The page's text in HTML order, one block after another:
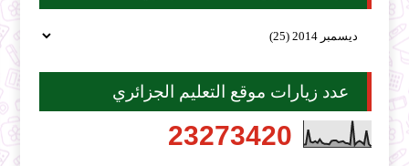
عدد زيارات موقع التعليم الجزائري
23273420